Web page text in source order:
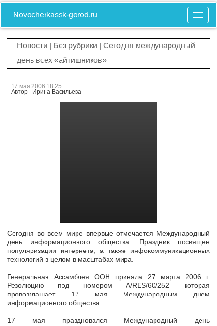
Novocherkassk-gorod.ru
Новости Без рубрики | Сегодня международный
день всех «айтишников»
17 мая 2006 18:25
Автор - Ирина Васильева
Сегодня во всем мире впервые отмечается Международный
день информационного общества. Праздник посвящен
популяризации интернета, а также инфокоммуникационных
технологий в целом в масштабах мира.
Генеральная Ассамблея ООН приняла 27 марта 2006 г.
Резолюцию под номером A/RES/60/252, которая
провозглашает 17 мая Международным днем
информационного общества.
17 мая праздновался Международный день